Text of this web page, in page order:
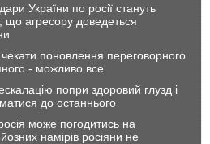
України по росії стануть
що агресору доведеться
поновлення переговорного
- можливо все
попри здоровий глузд і
до останнього
може погодитись на
намірів росіяни не